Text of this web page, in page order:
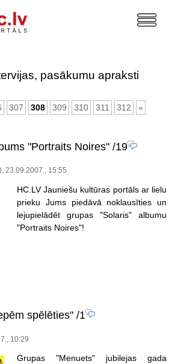
pasākumu apraksti
307 308 309 310 311 312 »
"Portraits Noires"/19
23.09.2007., 15:55
HC.LV Jauniešu kultūras portāls ar lielu
prieku Jums piedāvā noklausīties un
lejupielādēt grupas "Solaris" albumu
"Portraits Noires"!
spēlēties"/1
10:29
Grupas "Menuets" jubilejas gada